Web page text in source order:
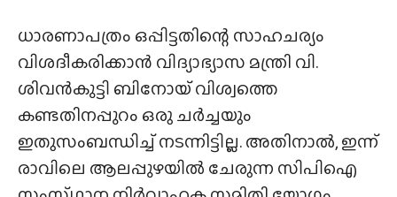
ധാരണാപത്രം ഒപ്പിട്ടതിന്റെ സാഹചര്യം
വിശദീകരിക്കാൻ വിദ്യാഭ്യാസ മന്ത്രി വി.
ശിവൻകുട്ടി ബിനോയ് വിശ്വത്തെ
കണ്ടതിനപ്പുറം ഒരു ചർച്ചയും
ഇതുസംബന്ധിച്ച് നടന്നിട്ടില്ല. അതിനാൽ, ഇന്ന്
രാവിലെ ആലപ്പുഴയിൽ ചേരുന്ന സിപിഐ